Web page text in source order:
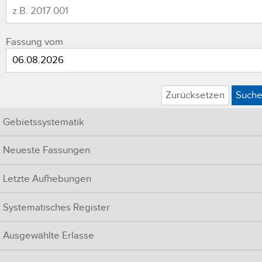
Fassung vom
Zurücksetzen
Gebietssystematik
Neueste Fassungen
Letzte Aufhebungen
Systematisches Register
Ausgewählte Erlasse